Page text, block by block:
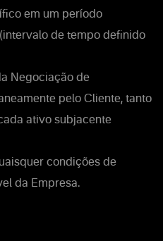
em um período
de tempo definido
Negociação de
pelo Cliente, tanto
ativo subjacente
condições de
da Empresa.